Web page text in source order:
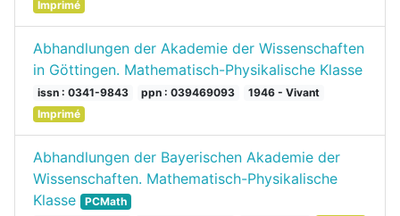
Imprimé
Abhandlungen der Akademie der Wissenschaften
in Göttingen. Mathematisch-Physikalische Klasse
issn : 0341-9843 ppn : 039469093
1946 - Vivant
Imprimé
Abhandlungen der Bayerischen Akademie der
Wissenschaften. Mathematisch-Physikalische
Klasse
PCMath